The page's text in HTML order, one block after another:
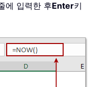
에 입력한 후Enter키